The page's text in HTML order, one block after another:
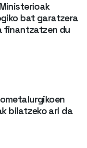
bat garatzera
finantzatzen du
bilatzeko ari da